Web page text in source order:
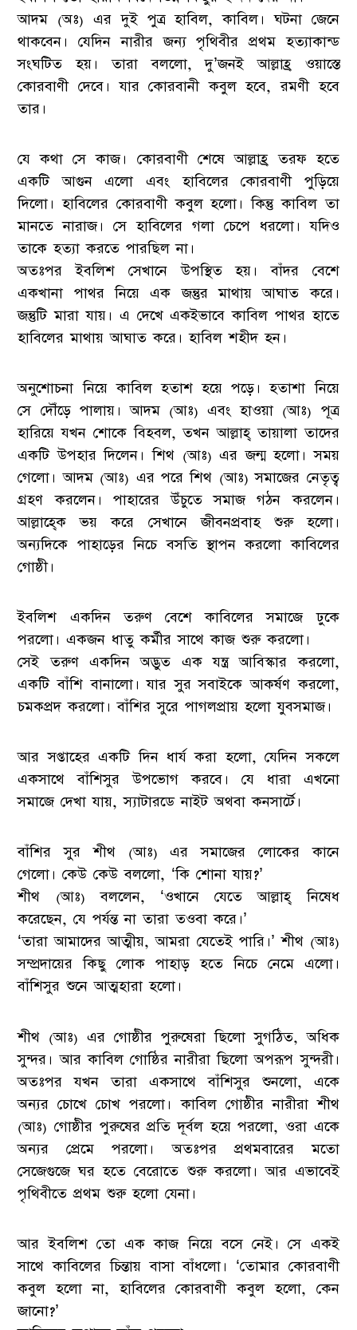
আদম (অঃ) এর দুই পুত্র হাবিল, কাবিল। ঘটনা জেনে
থাকবেন। যেদিন নারীর জন্য পৃথিবীর প্রথম হত্যাকান্ড
সংঘটিত হয়। তারা বললো, দু’জনই আল্লাহ্র ওয়াস্তে
কোরবাণী দেবে। যার কোরবানী কবুল হবে, রমণী হবে
তার।
যে কথা সে কাজ। কোরবাণী শেষে আল্লাহ্র তরফ হতে
একটি আগুন এলো এবং হাবিলের কোরবাণী পুড়িয়ে
দিলো। হাবিলের কোরবাণী কবুল হলো। কিন্তু কাবিল তা
মানতে নারাজ। সে হাবিলের গলা চেপে ধরলো। যদিও
তাকে হত্যা করতে পারছিল না।
অতঃপর ইবলিশ সেখানে উপস্থিত হয়। বাঁদর বেশে
একখানা পাথর নিয়ে এক জন্তুর মাথায় আঘাত করে।
জন্তুটি মারা যায়। এ দেখে একইভাবে কাবিল পাথর হাতে
হাবিলের মাথায় আঘাত করে। হাবিল শহীদ হন।
অনুশোচনা নিয়ে কাবিল হতাশ হয়ে পড়ে। হতাশা নিয়ে
সে দৌঁড়ে পালায়। আদম (আঃ) এবং হাওয়া (আঃ) পূত্র
হারিয়ে যখন শোকে বিহবল, তখন আল্লাহ্ তায়ালা তাদের
একটি উপহার দিলেন। শিথ (আঃ) এর জন্ম হলো। সময়
গেলো। আদম (আঃ) এর পরে শিথ (আঃ) সমাজের নেতৃত্ব
গ্রহণ করলেন। পাহারের উঁচুতে সমাজ গঠন করলেন।
আল্লাহ্কে ভয় করে সেখানে জীবনপ্রবাহ শুরু হলো।
অন্যদিকে পাহাড়ের নিচে বসতি স্থাপন করলো কাবিলের
গোষ্ঠী।
ইবলিশ একদিন তরুণ বেশে কাবিলের সমাজে ঢুকে
পরলো। একজন ধাতু কর্মীর সাথে কাজ শুরু করলো।
সেই তরুণ একদিন অদ্ভুত এক যন্ত্র আবিস্কার করলো,
একটি বাঁশি বানালো। যার সুর সবাইকে আকর্ষণ করলো,
চমকপ্রদ করলো। বাঁশির সুরে পাগলপ্রায় হলো যুবসমাজ।
আর সপ্তাহের একটি দিন ধার্য করা হলো, যেদিন সকলে
একসাথে বাঁশিসুর উপভোগ করবে। যে ধারা এখনো
সমাজে দেখা যায়, স্যাটারডে নাইট অথবা কনসার্টে।
বাঁশির সুর শীথ (আঃ) এর সমাজের লোকের কানে
গেলো। কেউ কেউ বললো, ‘কি শোনা যায়?’
শীথ (আঃ) বললেন, ‘ওখানে যেতে আল্লাহ্ নিষেধ
করেছেন, যে পর্যন্ত না তারা তওবা করে।’
‘তারা আমাদের আত্মীয়, আমরা যেতেই পারি।’ শীথ (আঃ)
সম্প্রদায়ের কিছু লোক পাহাড় হতে নিচে নেমে এলো।
বাঁশিসুর শুনে আত্মহারা হলো।
শীথ (আঃ) এর গোষ্ঠীর পুরুষেরা ছিলো সুগঠিত, অধিক
সুন্দর। আর কাবিল গোষ্ঠির নারীরা ছিলো অপরূপ সুন্দরী।
অতঃপর যখন তারা একসাথে বাঁশিসুর শুনলো, একে
অন্যর চোখে চোখ পরলো। কাবিল গোষ্ঠীর নারীরা শীথ
(আঃ) গোষ্ঠীর পুরুষের প্রতি দূর্বল হয়ে পরলো, ওরা একে
অন্যর প্রেমে পরলো। অতঃপর প্রথমবারের মতো
সেজেগুজে ঘর হতে বেরোতে শুরু করলো। আর এভাবেই
পৃথিবীতে প্রথম শুরু হলো যেনা।
আর ইবলিশ তো এক কাজ নিয়ে বসে নেই। সে একই
সাথে কাবিলের চিন্তায় বাসা বাঁধলো। ‘তোমার কোরবাণী
কবুল হলো না, হাবিলের কোরবাণী কবুল হলো, কেন
জানো?’